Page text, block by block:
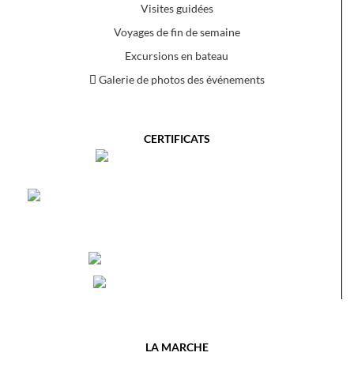
Visites guidées
Voyages de fin de semaine
Excursions en bateau
Galerie de photos des événements
CERTIFICATS
LA MARCHE